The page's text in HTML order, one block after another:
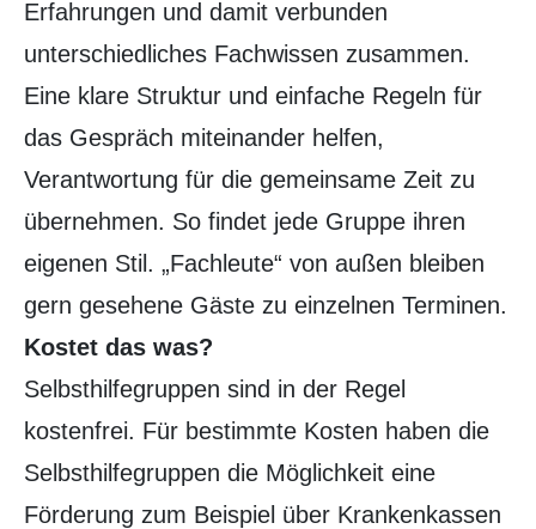
Erfahrungen und damit verbunden
unterschiedliches Fachwissen zusammen.
Eine klare Struktur und einfache Regeln für
das Gespräch miteinander helfen,
Verantwortung für die gemeinsame Zeit zu
übernehmen. So findet jede Gruppe ihren
eigenen Stil. „Fachleute“ von außen bleiben
gern gesehene Gäste zu einzelnen Terminen.
Kostet das was?
Selbsthilfegruppen sind in der Regel
kostenfrei. Für bestimmte Kosten haben die
Selbsthilfegruppen die Möglichkeit eine
Förderung zum Beispiel über Krankenkassen